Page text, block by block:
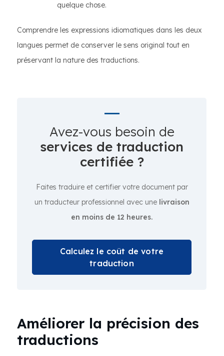
quelque chose.
Comprendre les expressions idiomatiques dans les deux
langues permet de conserver le sens original tout en
préservant la nature des traductions.
Avez-vous besoin de
services de traduction
certifiée ?
Faites traduire et certifier votre document par
un traducteur professionnel avec une livraison
en moins de 12 heures.
Calculez le coût de votre
traduction
Améliorer la précision des
traductions